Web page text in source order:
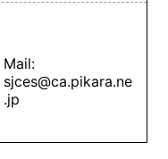
Mail:
sjces@ca.pikara.ne
.jp